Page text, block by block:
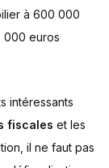
à 600 000
000 euros
intéressants
fiscales et les
il ne faut pas